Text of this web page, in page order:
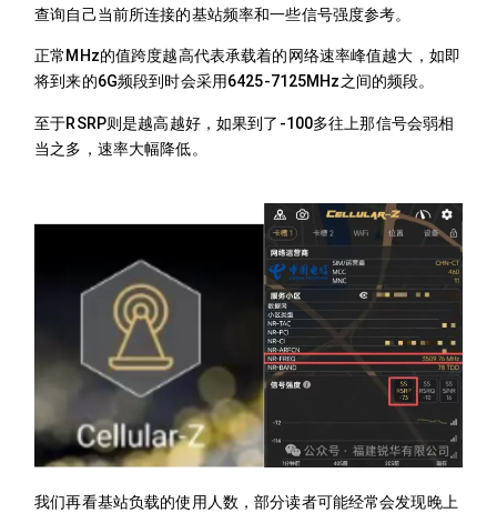
查询自己当前所连接的基站频率和一些信号强度参考。
正常MHz的值跨度越高代表承载着的网络速率峰值越大，如即
将到来的6G频段到时会采用6425-7125MHz之间的频段。
至于RSRP则是越高越好，如果到了-100多往上那信号会弱相
当之多，速率大幅降低。
我们再看基站负载的使用人数，部分读者可能经常会发现晚上